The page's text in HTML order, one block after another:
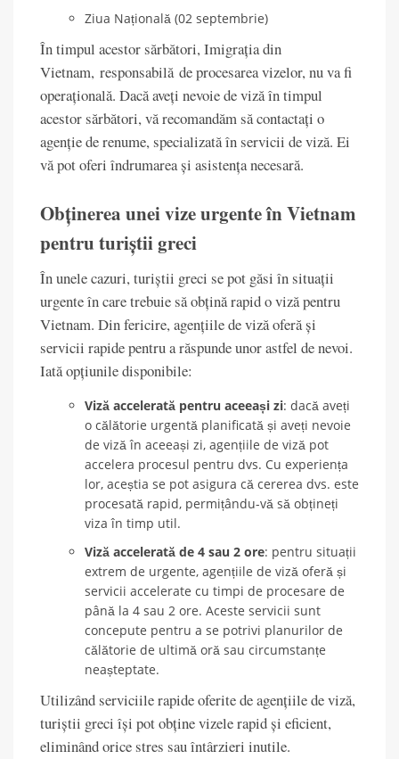
Ziua Națională (02 septembrie)
În timpul acestor sărbători, Imigrația din
Vietnam, responsabilă de procesarea vizelor, nu va fi
operațională. Dacă aveți nevoie de viză în timpul
acestor sărbători, vă recomandăm să contactați o
agenție de renume, specializată în servicii de viză. Ei
vă pot oferi îndrumarea și asistența necesară.
Obținerea unei vize urgente în Vietnam
pentru turiștii greci
În unele cazuri, turiștii greci se pot găsi în situații
urgente în care trebuie să obțină rapid o viză pentru
Vietnam. Din fericire, agențiile de viză oferă și
servicii rapide pentru a răspunde unor astfel de nevoi.
Iată opțiunile disponibile:
Viză accelerată pentru aceeași zi: dacă aveți
o călătorie urgentă planificată și aveți nevoie
de viză în aceeași zi, agențiile de viză pot
accelera procesul pentru dvs. Cu experiența
lor, aceștia se pot asigura că cererea dvs. este
procesată rapid, permițându-vă să obțineți
viza în timp util.
Viză accelerată de 4 sau 2 ore: pentru situații
extrem de urgente, agențiile de viză oferă și
servicii accelerate cu timpi de procesare de
până la 4 sau 2 ore. Aceste servicii sunt
concepute pentru a se potrivi planurilor de
călătorie de ultimă oră sau circumstanțe
neașteptate.
Utilizând serviciile rapide oferite de agențiile de viză,
turiștii greci își pot obține vizele rapid și eficient,
eliminând orice stres sau întârzieri inutile.